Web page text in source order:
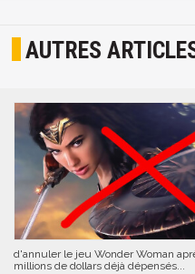
AUTRES
d'annuler le jeu Wonder Woman
millions de dollars déjà dépensés...